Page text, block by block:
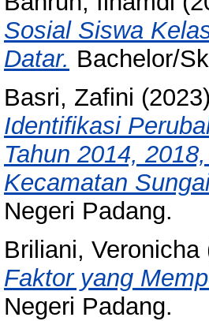
Sosial Siswa
Datar. Bachelor/
Basri, Zafini (2023)
Identifikasi
Tahun 2014,
Kecamatan
Negeri Padang.
Briliani, Veronicha
Faktor yang
Negeri Padang.